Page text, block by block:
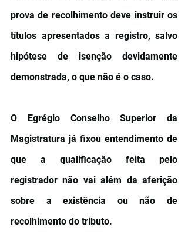
prova de recolhimento deve instruir os
títulos apresentados a registro, salvo
hipótese de isenção devidamente
demonstrada, o que não é o caso.
O Egrégio Conselho Superior da
Magistratura já fixou entendimento de
que a qualificação feita pelo
registrador não vai além da aferição
sobre a existência ou não de
recolhimento do tributo.